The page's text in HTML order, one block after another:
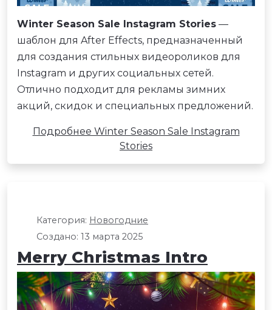
Winter Season Sale Instagram Stories —
шаблон для After Effects, предназначенный
для создания стильных видеороликов для
Instagram и других социальных сетей.
Отлично подходит для рекламы зимних
акций, скидок и специальных предложений.
Подробнее Winter Season Sale Instagram
Stories
Категория: Новогодние
Создано: 13 марта 2025
Merry Christmas Intro